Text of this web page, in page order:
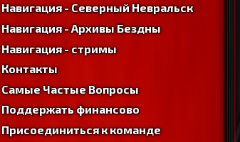
Навигация - Северный Невральск
Навигация - Архивы Бездны
Навигация - стримы
Контакты
Самые Частые Вопросы
Поддержать финансово
Присоединиться к команде